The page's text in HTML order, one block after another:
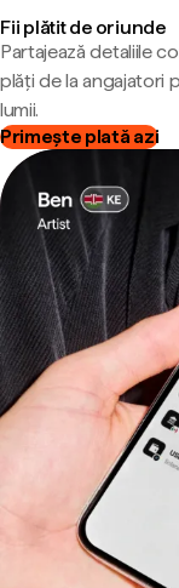
Fii plătit de oriunde
Partajează detaliile
plăți de la angajatori
lumii.
Primește plată azi